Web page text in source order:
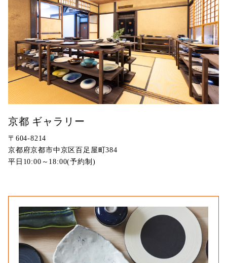
京都 ギャラリー
〒604-8214
京都府京都市中京区百足屋町384
平日10:00～18:00(予約制)